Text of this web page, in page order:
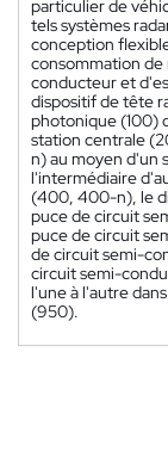
particulier de
tels systèmes
conception
consommation
conducteur et
dispositif de tête
photonique (100)
station centrale
n) au moyen d'un
l'intermédiaire
(400, 400-n), le
puce de circuit
puce de circuit
de circuit semi-
circuit semi-
l'une à l'autre
(950).